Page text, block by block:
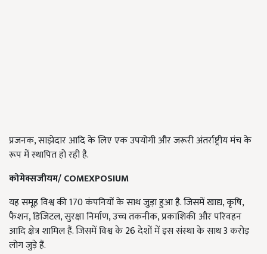
प्रजनक, साझेदार आदि के लिए एक उपयोगी और जरूरी अंतर्राष्ट्रीय मंच के
रूप में स्थापित हो रही है.
कोमेक्सजीयम/COMEXPOSIUM
यह समूह विश्व की 170 कंपनियों के साथ जुड़ा हुआ है. जिसमें खाद्य, कृषि,
फैशन, डिजिटल, सुरक्षा निर्माण, उच्च तकनीक, प्रकाशिकी और परिवहन
आदि क्षेत्र शामिल हैं. जिसमें विश्व के 26 देशों में इस संस्था के साथ 3 करोड़
लोग जुड़े हैं.